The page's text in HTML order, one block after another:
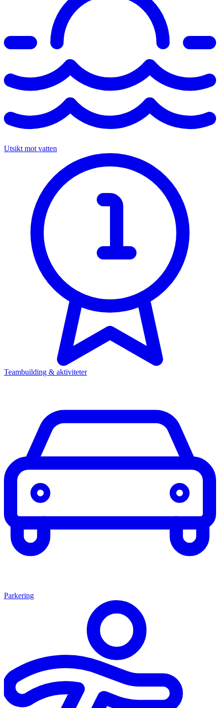
Utsikt mot vatten
Teambuilding & aktiviteter
Parkering